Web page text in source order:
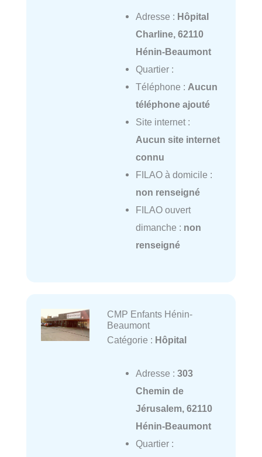
Adresse : Hôpital
Charline, 62110
Hénin-Beaumont
Quartier :
Téléphone : Aucun
téléphone ajouté
Site internet :
Aucun site internet
connu
FILAO à domicile :
non renseigné
FILAO ouvert
dimanche : non
renseigné
CMP Enfants Hénin-
Beaumont
Catégorie : Hôpital
Adresse : 303
Chemin de
Jérusalem, 62110
Hénin-Beaumont
Quartier :